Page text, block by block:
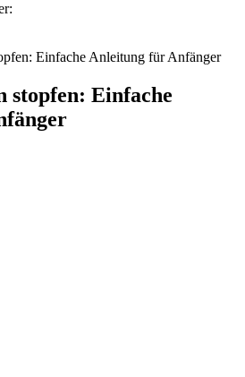
Einfache Anleitung für Anfänger
stopfen: Einfache